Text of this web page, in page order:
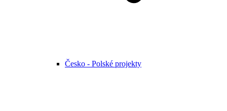
Česko - Polské projekty